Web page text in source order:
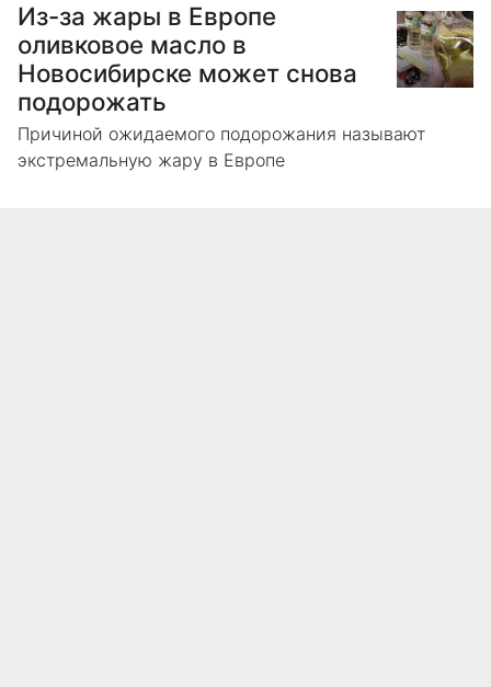
Из-за жары в Европе
оливковое масло в
Новосибирске может снова
подорожать
Причиной ожидаемого подорожания называют
экстремальную жару в Европе